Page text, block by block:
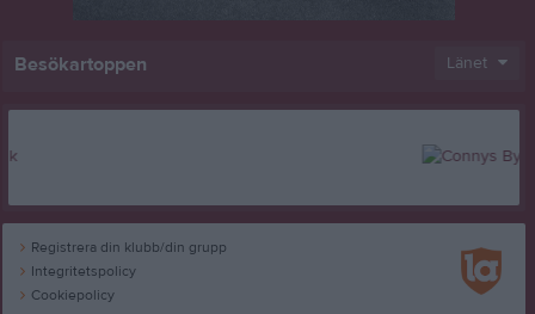
Besökartoppen Länet
Registrera din klubb/din grupp
Integritetspolicy
Cookiepolicy